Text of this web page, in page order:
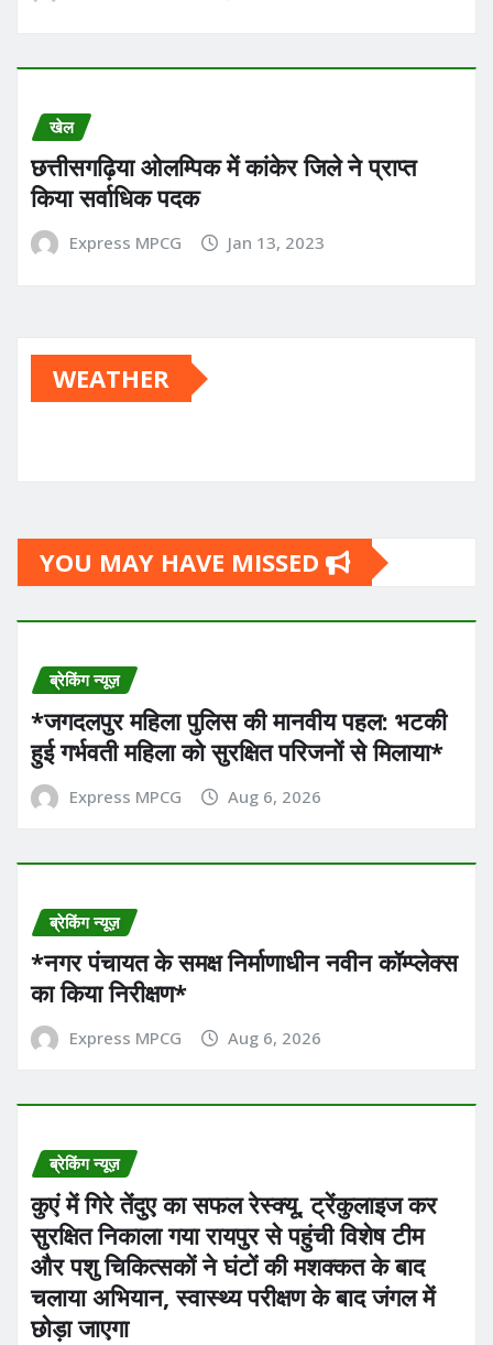
खेल
छत्तीसगढ़िया ओलम्पिक में कांकेर जिले ने प्राप्त
किया सर्वाधिक पदक
Express MPCG Jan 13, 2023
WEATHER
YOU MAY HAVE MISSED
ब्रेकिंग न्यूज़
*​जगदलपुर महिला पुलिस की मानवीय पहल: भटकी
हुई गर्भवती महिला को सुरक्षित परिजनों से मिलाया*
Express MPCG Aug 6, 2026
ब्रेकिंग न्यूज़
*नगर पंचायत के समक्ष निर्माणाधीन नवीन कॉम्प्लेक्स
का किया निरीक्षण*
Express MPCG Aug 6, 2026
ब्रेकिंग न्यूज़
कुएं में गिरे तेंदुए का सफल रेस्क्यू, ट्रेंकुलाइज कर
सुरक्षित निकाला गया रायपुर से पहुंची विशेष टीम
और पशु चिकित्सकों ने घंटों की मशक्कत के बाद
चलाया अभियान, स्वास्थ्य परीक्षण के बाद जंगल में
छोड़ा जाएगा